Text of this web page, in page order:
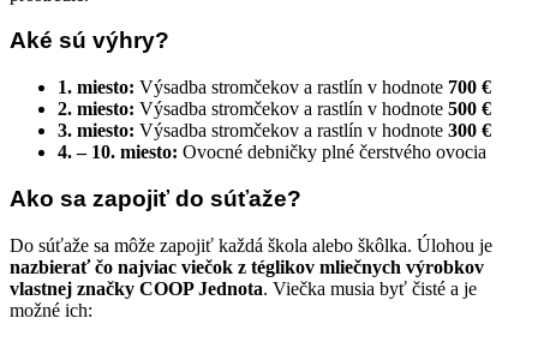
Aké sú výhry?
1. miesto: Výsadba stromčekov a rastlín v hodnote 700 €
2. miesto: Výsadba stromčekov a rastlín v hodnote 500 €
3. miesto: Výsadba stromčekov a rastlín v hodnote 300 €
4. – 10. miesto: Ovocné debničky plné čerstvého ovocia
Ako sa zapojiť do súťaže?
Do súťaže sa môže zapojiť každá škola alebo škôlka. Úlohou je
nazbierať čo najviac viečok z téglikov mliečnych výrobkov
vlastnej značky COOP Jednota. Viečka musia byť čisté a je
možné ich: